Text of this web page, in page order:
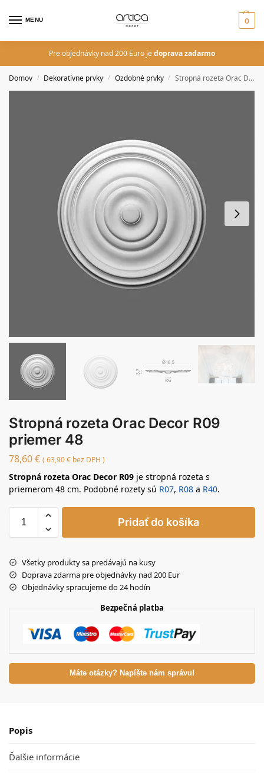
MENU 0
Pre objednávky nad 200 Euro jedoprava zadarmo
Domov / Dekoratívne prvky / Ozdobné prvky / Stropná rozeta Orac Decor R09 priemer 48
Stropná rozeta Orac Decor R09
priemer 48
78,60€ ( 63,90€ bez DPH )
Stropná rozeta Orac Decor R09 je stropná rozeta s
priemerom 48 cm. Podobné rozety sú R07, R08 a R40.
Pridať do košíka
Všetky produkty sa predávajú na kusy
Doprava zdarma pre objednávky nad 200 Eur
Objednávky spracujeme do 24 hodín
Bezpečná platba
Máte otázky? Napíšte nám správu!
Popis
Ďalšie informácie